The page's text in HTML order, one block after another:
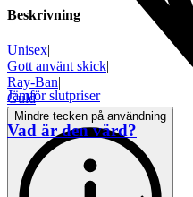
Beskrivning
Unisex|
Gott använt skick|
Ray-Ban|
Guld
Mindre tecken på användning
Jämför slutpriser
Vad är den värd?